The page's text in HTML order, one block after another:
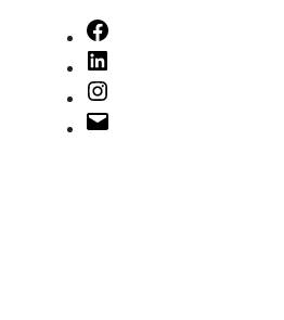
Facebook
LinkedIn
Instagram
E-
Mail